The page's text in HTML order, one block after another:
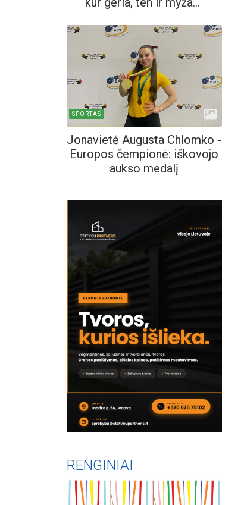
SPORTAS
Jonavietė Augusta Chlomko -
Europos čempionė: iškovojo
aukso medalį
RENGINIAI